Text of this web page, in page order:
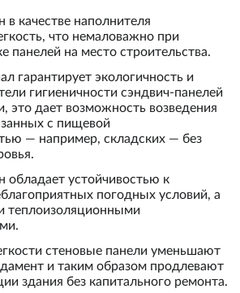
в качестве наполнителя
что немаловажно при
панелей на место строительства.
гарантирует экологичность и
гигиеничности сэндвич-панелей
это дает возможность возведения
с пищевой
— например, складских — без
обладает устойчивостью к
погодных условий, а
теплоизоляционными
стеновые панели уменьшают
и таким образом продлевают
здания без капитального ремонта.